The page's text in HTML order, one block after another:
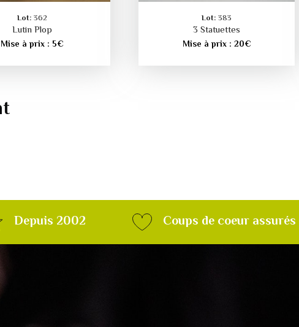
Lot: 362
Lutin Plop
Mise à prix :5€
Lot: 383
3 Statuettes
Mise à prix :20€
Depuis 2002 Coups de coeur assurés